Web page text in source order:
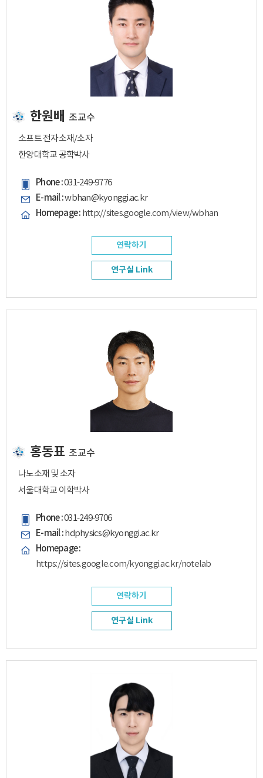
한원배 조교수
소프트 전자소재/소자
한양대학교 공학박사
Phone :031-249-9776
E-mail :wbhan@kyonggi.ac.kr
Homepage : http://sites.google.com/view/wbhan
연락하기
연구실 Link
홍동표 조교수
나노소재 및 소자
서울대학교 이학박사
Phone :031-249-9706
E-mail : hdphysics@kyonggi.ac.kr
Homepage :
https://sites.google.com/kyonggi.ac.kr/notelab
연락하기
연구실 Link